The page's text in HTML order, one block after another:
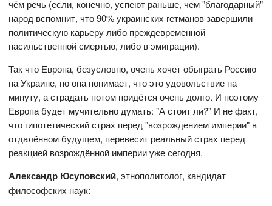
чём речь (если, конечно, успеют раньше, чем "благодарный"
народ вспомнит, что 90% украинских гетманов завершили
политическую карьеру либо преждевременной
насильственной смертью, либо в эмиграции).
Так что Европа, безусловно, очень хочет обыграть Россию
на Украине, но она понимает, что это удовольствие на
минуту, а страдать потом придётся очень долго. И поэтому
Европа будет мучительно думать: "А стоит ли?" И не факт,
что гипотетический страх перед "возрождением империи" в
отдалённом будущем, перевесит реальный страх перед
реакцией возрождённой империи уже сегодня.
Александр Юсуповский, этнополитолог, кандидат
философских наук: